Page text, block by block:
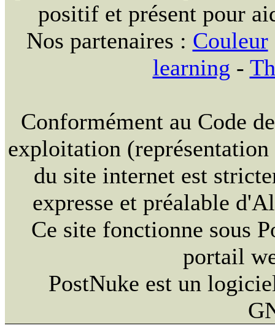
positif et présent pour
Nos partenaires : Couleur
learning -
Conformément au Code
exploitation
du site internet est
expresse et préalable
Ce site fonctionne sous
portail
PostNuke est un